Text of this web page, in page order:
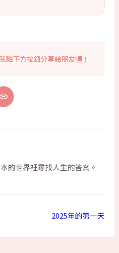
點下方按鈕分享給朋友喔！
的世界裡尋找人生的答案。
2025年的第一天